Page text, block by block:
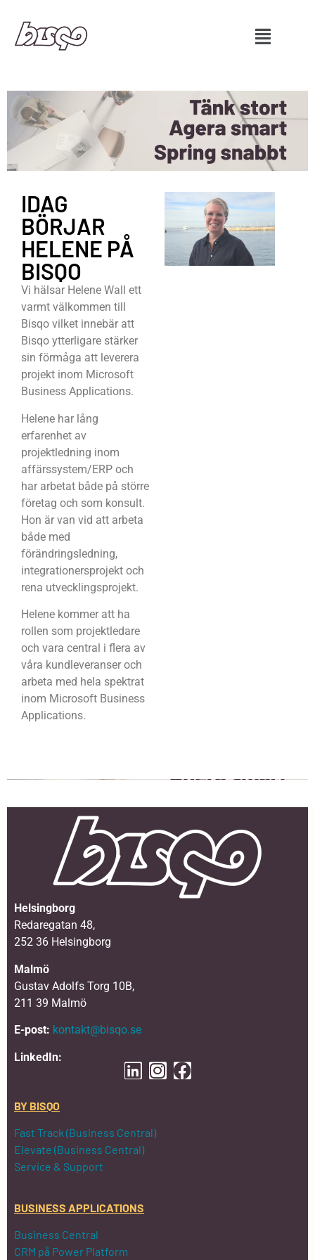
IDAG
BÖRJAR
HELENE PÅ
BISQO
Vi hälsar Helene Wall ett
varmt välkommen till
Bisqo vilket innebär att
Bisqo ytterligare stärker
sin förmåga att leverera
projekt inom Microsoft
Business Applications.
Helene har lång
erfarenhet av
projektledning inom
affärssystem/ERP och
har arbetat både på större
företag och som konsult.
Hon är van vid att arbeta
både med
förändringsledning,
integrationersprojekt och
rena utvecklingsprojekt.
Helene kommer att ha
rollen som projektledare
och vara central i flera av
våra kundleveranser och
arbeta med hela spektrat
inom Microsoft Business
Applications.
Helsingborg
Redaregatan 48,
252 36 Helsingborg
Malmö
Gustav Adolfs Torg 10B,
211 39 Malmö
E-post: kontakt@bisqo.se
LinkedIn:
BY BISQO
Fast Track (Business Central)
Elevate (Business Central)
Service & Support
BUSINESS APPLICATIONS
Business Central
CRM på Power Platform